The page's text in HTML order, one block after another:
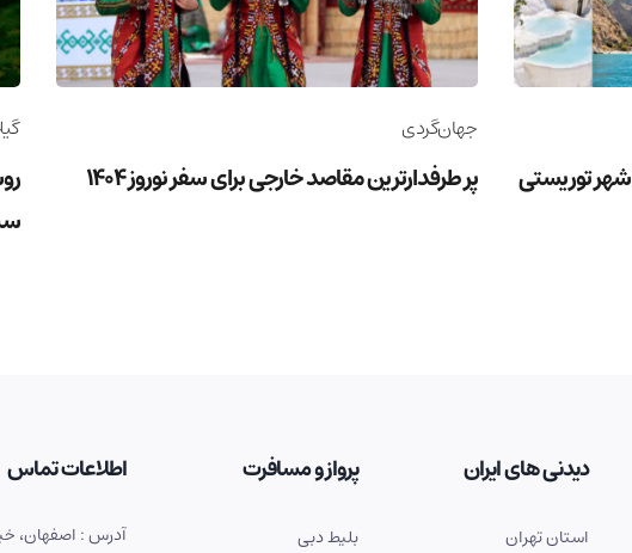
ترکیه فقط استانبول نیست! معرفی 10 شهر توریستی
جهان‌گردی
پر طرفدارترین مقاصد خارجی برای سفر نوروز 1404
دیدنی های ایران
استان تهران
پرواز و مسافرت
بلیط دبی
اطلاعات تماس